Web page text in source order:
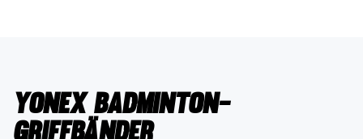
Yonex Badminton-
Griffbänder